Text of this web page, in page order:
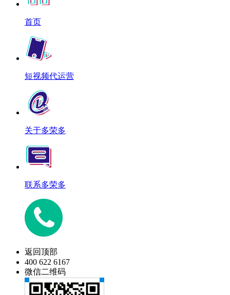
首页
短视频代运营
关于多荣多
联系多荣多
返回顶部
400 622 6167
微信二维码